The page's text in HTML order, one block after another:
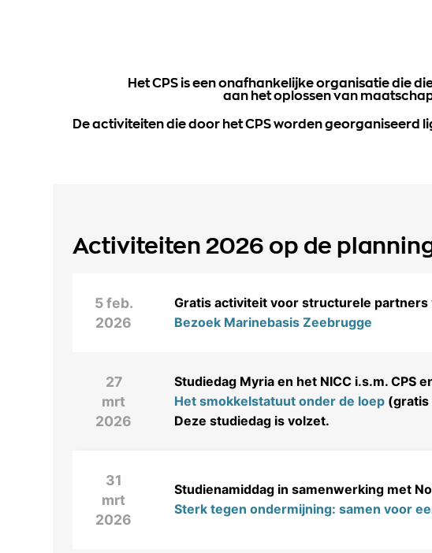
Het CPS is een onafhankelijke organisatie die
aan het oplossen van
De activiteiten die door het CPS worden georganiseerd
Activiteiten 2026 op de
5 feb.
2026
Gratis activiteit voor structurele partners
Bezoek Marinebasis Zeebrugge
27
mrt
2026
Studiedag Myria en het NICC i.s.m. CPS
Het smokkelstatuut onder de loep (gratis
Deze studiedag is volzet.
31
mrt
2026
Studienamiddag in samenwerking met
Sterk tegen ondermijning: samen voor